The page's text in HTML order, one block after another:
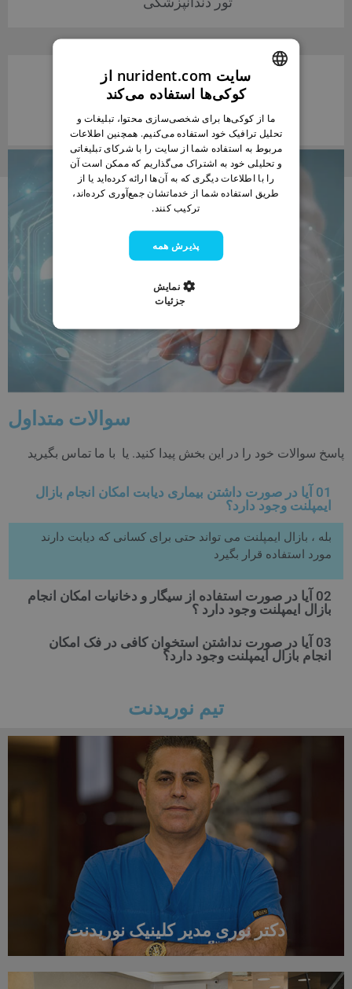
کار متخصص و مجرب
40
سوالات متداول
پاسخ سوالات خود را در این بخش پیدا کنید. یا با ما تماس بگیرید
01 آیا در صورت داشتن بیماری دیابت امکان انجام بازال
ایمپلنت وجود دارد؟
بله ، بازال ایمپلنت می تواند حتی برای کسانی که دیابت دارند
مورد استفاده قرار بگیرد
02 آیا در صورت استفاده از سیگار و دخانیات امکان انجام
بازال ایمپلنت وجود دارد ؟
03 آیا در صورت نداشتن استخوان کافی در فک امکان
انجام بازال ایمپلنت وجود دارد؟
تیم نوریدنت
دکتر نوری مدیر کلینیک نوریدنت
ENGLISH
BULGARIAN
GERMAN
FRENCH
ARABIC
سایت nurident.com از
کوکی‌ها استفاده می‌کند
ما از کوکی‌ها برای شخصی‌سازی محتوا، تبلیغات و
تحلیل ترافیک خود استفاده می‌کنیم. همچنین اطلاعات
مربوط به استفاده شما از سایت را با شرکای تبلیغاتی
و تحلیلی خود به اشتراک می‌گذاریم که ممکن است آن
را با اطلاعات دیگری که به آن‌ها ارائه کرده‌اید یا از
طریق استفاده شما از خدماتشان جمع‌آوری کرده‌اند،
ترکیب کنند.
پذیرش همه
نمایش
جزئیات